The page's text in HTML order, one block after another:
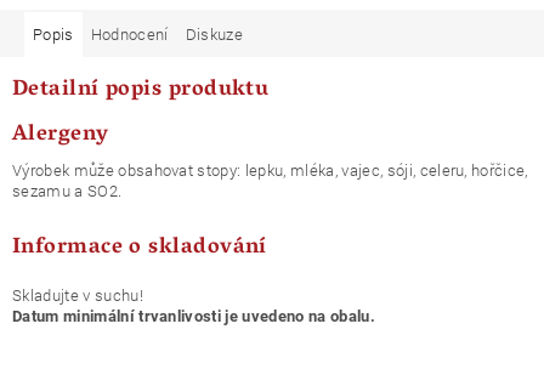
Popis Hodnocení Diskuze
Detailní popis produktu
Alergeny
Výrobek může obsahovat stopy: lepku, mléka, vajec, sóji, celeru, hořčice,
sezamu a SO2.
Informace o skladování
Skladujte v suchu!
Datum minimální trvanlivosti je uvedeno na obalu.